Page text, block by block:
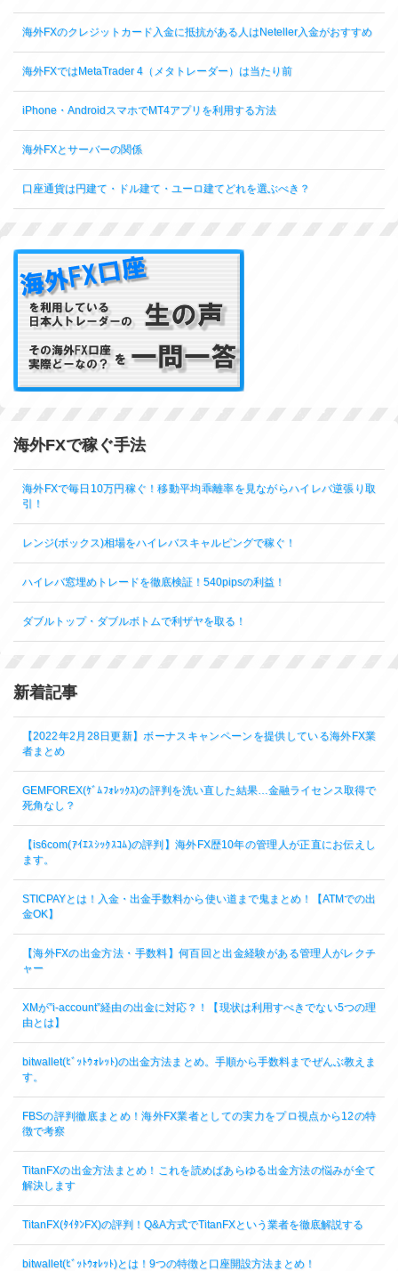
海外FXのクレジットカード入金に抵抗がある人はNeteller入金がおすすめ
海外FXではMetaTrader 4（メタトレーダー）は当たり前
iPhone・AndroidスマホでMT4アプリを利用する方法
海外FXとサーバーの関係
口座通貨は円建て・ドル建て・ユーロ建てどれを選ぶべき？
海外FXで稼ぐ手法
海外FXで毎日10万円稼ぐ！移動平均乖離率を見ながらハイレバ逆張り取
引！
レンジ(ボックス)相場をハイレバスキャルピングで稼ぐ！
ハイレバ窓埋めトレードを徹底検証！540pipsの利益！
ダブルトップ・ダブルボトムで利ザヤを取る！
新着記事
【2022年2月28日更新】ボーナスキャンペーンを提供している海外FX業
者まとめ
GEMFOREX(ｹﾞﾑﾌｫﾚｯｸｽ)の評判を洗い直した結果…金融ライセンス取得で
死角なし？
【is6com(ｱｲｴｽｼｯｸｽｺﾑ)の評判】海外FX歴10年の管理人が正直にお伝えし
ます。
STICPAYとは！入金・出金手数料から使い道まで鬼まとめ！【ATMでの出
金OK】
【海外FXの出金方法・手数料】何百回と出金経験がある管理人がレクチ
ャー
XMが”i-account”経由の出金に対応？！【現状は利用すべきでない5つの理
由とは】
bitwallet(ﾋﾞｯﾄｳｫﾚｯﾄ)の出金方法まとめ。手順から手数料までぜんぶ教えま
す。
FBSの評判徹底まとめ！海外FX業者としての実力をプロ視点から12の特
徴で考察
TitanFXの出金方法まとめ！これを読めばあらゆる出金方法の悩みが全て
解決します
TitanFX(ﾀｲﾀﾝFX)の評判！Q&A方式でTitanFXという業者を徹底解説する
bitwallet(ﾋﾞｯﾄｳｫﾚｯﾄ)とは！9つの特徴と口座開設方法まとめ！